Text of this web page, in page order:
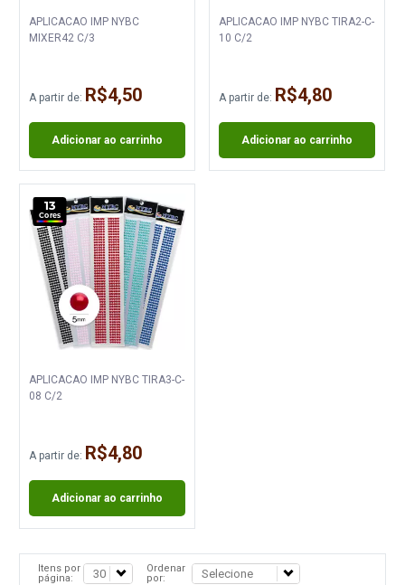
APLICACAO IMP NYBC
MIXER42 C/3
A partir de: R$4,50
Adicionar ao carrinho
APLICACAO IMP NYBC TIRA2-C-
10 C/2
A partir de: R$4,80
Adicionar ao carrinho
13
Cores
APLICACAO IMP NYBC TIRA3-C-
08 C/2
A partir de: R$4,80
Adicionar ao carrinho
Itens por
página:
Ordenar
por: